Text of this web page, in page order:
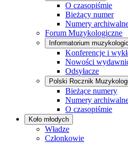
O czasopiśmie
Bieżący numer
Numery
Forum Muzykologiczne
Informatorium
Konferencje i
Nowości
Odsyłacze
Polski Rocznik
Bieżące numery
Numery
O czasopiśmie
Koło młodych
Władze
Członkowie